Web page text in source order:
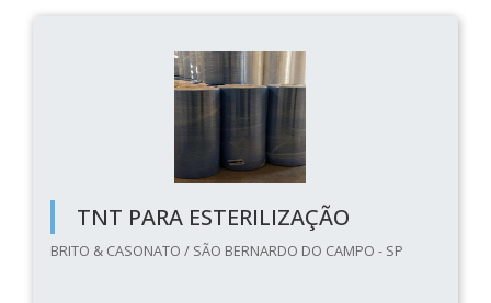
TNT PARA ESTERILIZAÇÃO
BRITO & CASONATO / SÃO BERNARDO DO CAMPO - SP